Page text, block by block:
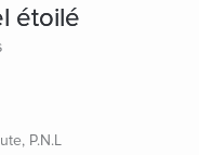
étoilé
P.N.L